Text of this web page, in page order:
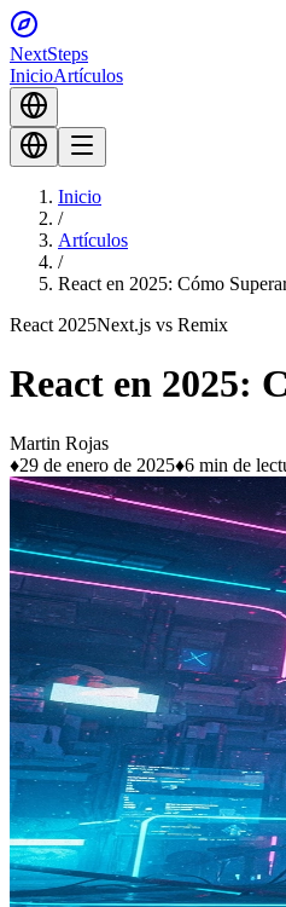
NextSteps
InicioArtículos
Inicio
/
Artículos
/
React en 2025: Cómo
React 2025Next.js vs Remix
React en 2025:
Martin Rojas
♦29 de enero de 2025♦6 min de